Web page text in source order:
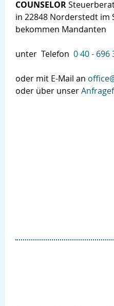
COUNSELOR
in 22848 Norderstedt im
bekommen Mandanten
unter Telefon 0 40 - 696
oder mit E-Mail an
oder über unser